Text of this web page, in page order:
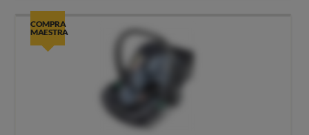
COMPRA
MAESTRA